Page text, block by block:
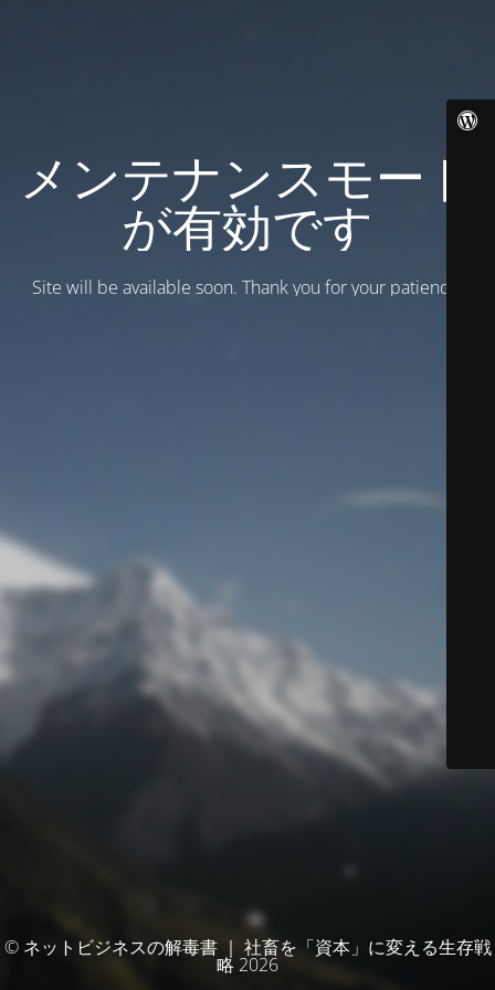
メンテナンスモード
が有効です
Site will be available soon. Thank you for your patience!
© ネットビジネスの解毒書 ｜ 社畜を「資本」に変える生存戦
略 2026